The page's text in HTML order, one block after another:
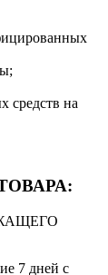
средств на
7 дней с